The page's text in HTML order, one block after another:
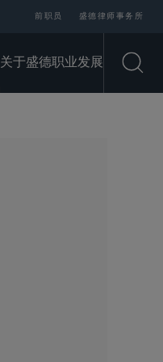
前职员 盛德律师事务所
关于盛德职业发展